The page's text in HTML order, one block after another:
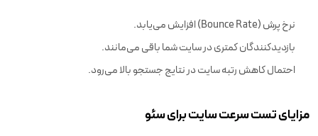
نرخ پرش (Bounce Rate) افزایش می‌یابد.
بازدیدکنندگان کمتری در سایت شما باقی می‌مانند.
احتمال کاهش رتبه سایت در نتایج جستجو بالا می‌رود.
مزایای تست سرعت سایت برای سئو